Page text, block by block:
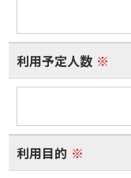
利用予定人数 ※
利用目的 ※